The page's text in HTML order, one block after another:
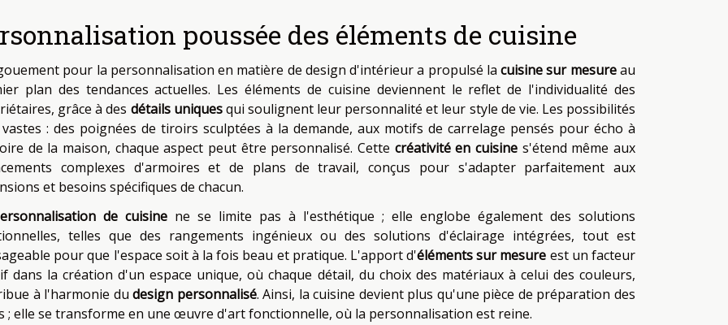
poussée des éléments de cuisine
pour la personnalisation en matière de design d'intérieur a propulsé lacuisine sur mesureau
plan des tendances actuelles. Les éléments de cuisine deviennent le reflet de l'individualité des
grâce à des détails uniquesqui soulignent leur personnalité et leur style de vie. Les possibilités
: des poignées de tiroirs sculptées à la demande, aux motifs de carrelage pensés pour écho à
de la maison, chaque aspect peut être personnalisé. Cette créativité en cuisine s'étend même aux
complexes d'armoires et de plans de travail, conçus pour s'adapter parfaitement aux
et besoins spécifiques de chacun.
de cuisine ne se limite pas à l'esthétique ; elle englobe également des solutions
telles que des rangements ingénieux ou des solutions d'éclairage intégrées, tout est
pour que l'espace soit à la fois beau et pratique. L'apport d'éléments sur mesure est un facteur
dans la création d'un espace unique, où chaque détail, du choix des matériaux à celui des couleurs,
à l'harmonie dudesign personnalisé. Ainsi, la cuisine devient plus qu'une pièce de préparation des
; elle se transforme en une œuvre d'art fonctionnelle, où la personnalisation est reine.